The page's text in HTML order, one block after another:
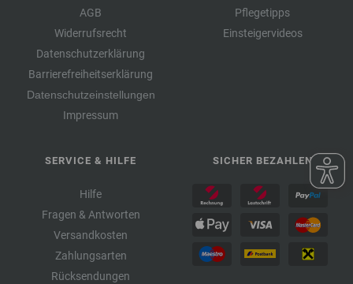
AGB
Widerrufsrecht
Datenschutzerklärung
Barrierefreiheitserklärung
Datenschutzeinstellungen
Impressum
Pflegetipps
Einsteigervideos
SERVICE & HILFE
Hilfe
Fragen & Antworten
Versandkosten
Zahlungsarten
Rücksendungen
SICHER BEZAHLEN